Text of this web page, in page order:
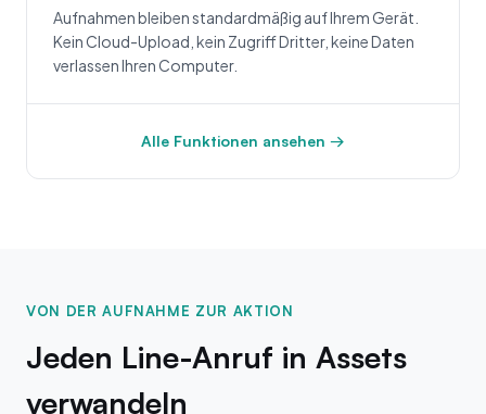
Aufnahmen bleiben standardmäßig auf Ihrem Gerät.
Kein Cloud-Upload, kein Zugriff Dritter, keine Daten
verlassen Ihren Computer.
Alle Funktionen ansehen →
VON DER AUFNAHME ZUR AKTION
Jeden Line-Anruf in Assets
verwandeln